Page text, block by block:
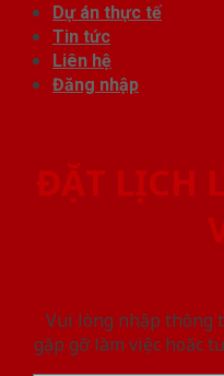
Dự án thực tế
Tin tức
Liên hệ
Đăng nhập
ĐẶT LỊCH
Vui lòng nhập thông
gặp gỡ làm việc hoăc